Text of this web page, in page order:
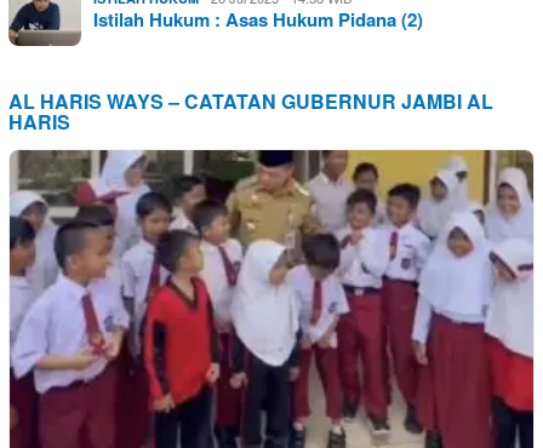
Istilah Hukum : Asas Hukum Pidana (2)
AL HARIS WAYS – CATATAN GUBERNUR JAMBI AL
HARIS